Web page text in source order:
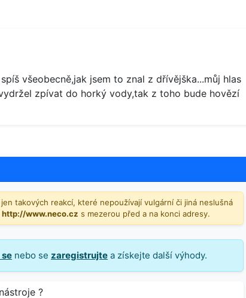
všeobecně,jak jsem to znal z dřívějška...můj hlas
zpívat do horký vody,tak z toho bude hovězí
jen takových reakcí, které nepoužívají vulgární či jiná neslušná
http://www.neco.cz s mezerou před a na konci adresy.
nebo se zaregistrujte a získejte další výhody.